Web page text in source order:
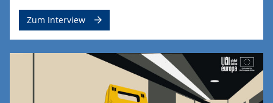
Zum Interview